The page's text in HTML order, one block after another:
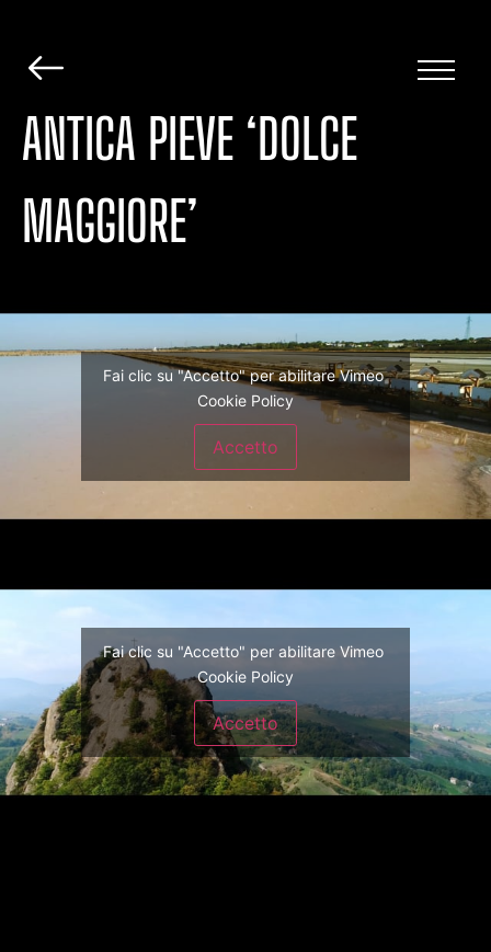
ANTICA PIEVE ‘DOLCE
MAGGIORE’
Fai clic su "Accetto" per abilitare Vimeo
Cookie Policy
Accetto
Fai clic su "Accetto" per abilitare Vimeo
Cookie Policy
Accetto